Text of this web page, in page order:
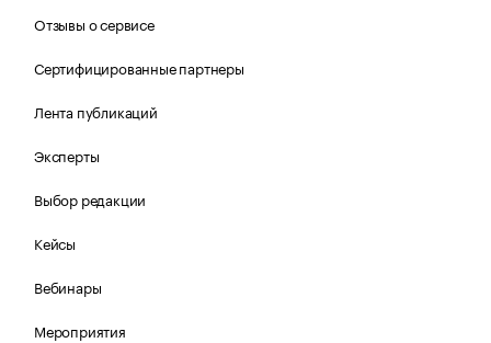
Отзывы о сервисе
Сертифицированные партнеры
Лента публикаций
Эксперты
Выбор редакции
Кейсы
Вебинары
Мероприятия